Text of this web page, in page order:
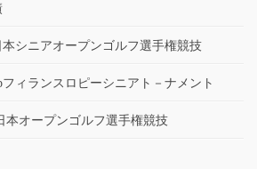
本シニアオープンゴルフ選手権競技
フィランスロピーシニアト－ナメント
本オープンゴルフ選手権競技